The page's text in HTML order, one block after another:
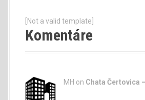
[Not a valid template]
Komentáre
MH on Chata Čertovica